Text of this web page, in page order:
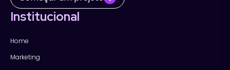
Institucional
Home
Marketing